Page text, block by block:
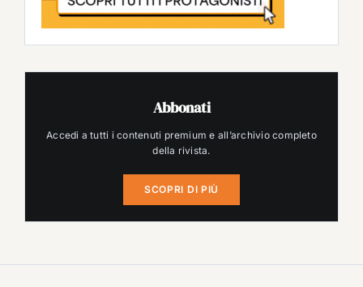
Abbonati
Accedi a tutti i contenuti premium e all’archivio completo
della rivista.
SCOPRI DI PIÙ